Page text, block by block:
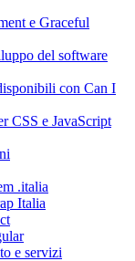
e Graceful
del software
con Can I
CSS e JavaScript
.italia
Italia
e servizi